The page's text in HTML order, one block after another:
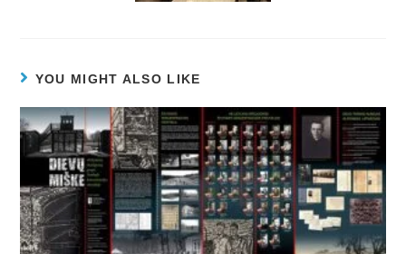
YOU MIGHT ALSO LIKE